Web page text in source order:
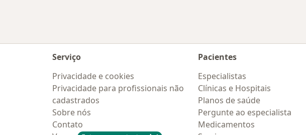
Serviço
Privacidade e cookies
Privacidade para profissionais não
cadastrados
Sobre nós
Contato
Pacientes
Especialistas
Clínicas e Hospitais
Planos de saúde
Pergunte ao especialista
Medicamentos